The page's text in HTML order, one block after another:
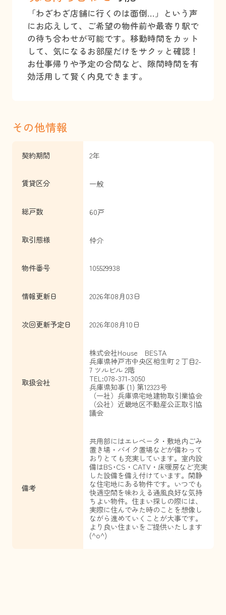
「わざわざ店舗に行くのは面倒…」という声
にお応えして、ご希望の物件前や最寄り駅で
の待ち合わせが可能です。移動時間をカット
して、気になるお部屋だけをサクッと確認！
お仕事帰りや予定の合間など、隙間時間を有
効活用して賢く内見できます。
その他情報
契約期間 2年
賃貸区分 一般
総戸数 60戸
取引態様 仲介
物件番号 105529938
情報更新日 2026年08月03日
次回更新予定日 2026年08月10日
取扱会社
株式会社House BESTA
兵庫県神戸市中央区相生町２丁目2-
7 ツルビル 2階
TEL:078-371-3050
兵庫県知事 (1) 第12323号
（一社）兵庫県宅地建物取引業協会
（公社）近畿地区不動産公正取引協
議会
備考
共用部にはエレベータ・敷地内ごみ
置き場・バイク置場などが備わって
おりとても充実しています。室内設
備はBS･CS・CATV・床暖房など充実
した設備を備え付けています。閑静
な住宅地にある物件です。いつでも
快適空間を味わえる通風良好な気持
ちよい物件。住まい探しの際には、
実際に住んでみた時のことを想像し
ながら進めていくことが大事です。
より良い住まいをご提供いたします
(^o^)